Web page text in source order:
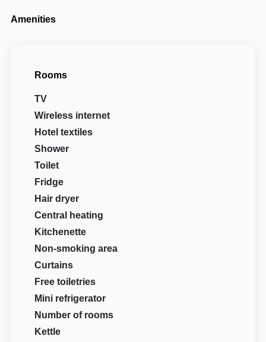
Amenities
Rooms
TV
Wireless internet
Hotel textiles
Shower
Toilet
Fridge
Hair dryer
Central heating
Kitchenette
Non-smoking area
Curtains
Free toiletries
Mini refrigerator
Number of rooms
Kettle